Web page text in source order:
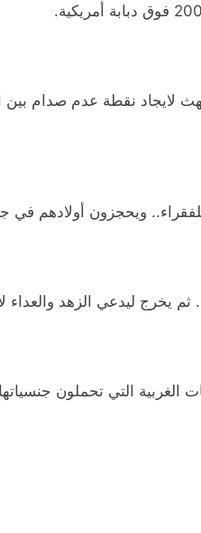
لايجاد نقطة عدم صدام بين
ويحجزون أولادهم في
ليدعي الزهد والعداء
التي تحملون